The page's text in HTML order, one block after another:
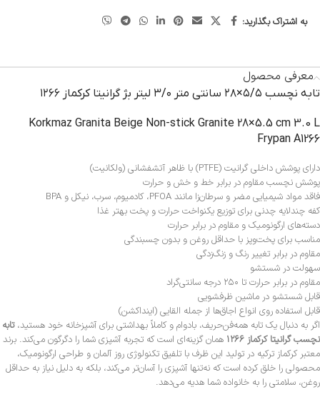
به اشتراک بگذارید:
معرفی محصول
تابه نچسب ۵/۵×۲۸ سانتی متر ۳/۰ لیتر بژ گرانیتا کرکماز ۱۲۶۶
Korkmaz Granita Beige Non-stick Granite 28×5.5 cm 3.0 L
Frypan A1266
دارای پوشش داخلی گرانیت (PTFE) با ظاهر آتشفشانی (ولکانیت)
پوشش نچسب مقاوم در برابر خط و خش و حرارت
فاقد مواد شیمیایی مضر و سرطان‌زا مانند PFOA، کادمیوم، سرب، نیکل و BPA
کفه چند‌لایه چدنی برای توزیع یکنواخت حرارت و پخت بهتر غذا
دسته‌های ارگونومیک و مقاوم در برابر حرارت
مناسب برای پخت‌وپز با حداقل روغن و بدون چسبندگی
مقاوم در برابر تغییر رنگ و زنگ‌زدگی
سهولت در شستشو
مقاوم در برابر حرارت تا ۲۵۰ درجه سانتی‌گراد
قابل شستشو در ماشین ظرفشویی
قابل استفاده روی انواع اجاق‌ها از جمله القایی (اینداکشن)
اگر به دنبال یک تابه همه‌فن‌حریف، بادوام و کاملاً بهداشتی برای آشپزخانه خود هستید،تابه
نچسب گرانیتا کرکماز ۱۲۶۶
همان گزینه‌ای است که تجربه آشپزی شما را دگرگون می‌کند. برند
معتبر کرکماز ترکیه در تولید این ظرف با تلفیق تکنولوژی روز آلمان و طراحی ارگونومیک،
محصولی را خلق کرده است که نه‌تنها آشپزی را آسان‌تر می‌کند، بلکه به دلیل نیاز به حداقل
روغن، سلامتی را به خانواده شما هدیه می‌دهد.